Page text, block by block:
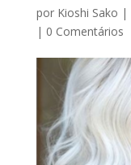
por Kioshi Sako |
| 0 Comentários